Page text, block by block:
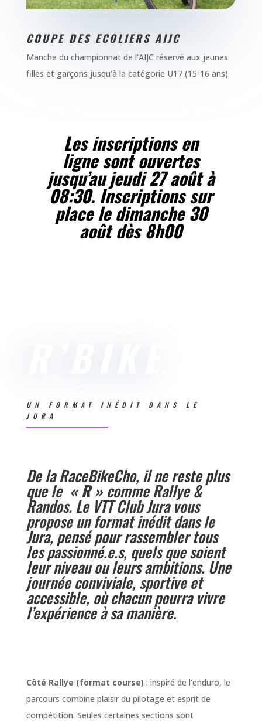
COUPE DES ECOLIERS AIJC
Manche du championnat de l’AIJC réservé aux jeunes
filles et garçons jusqu’à la catégorie U17 (15-16 ans).
Les inscriptions en
ligne sont ouvertes
jusqu’au jeudi 27 août à
08:30. Inscriptions sur
place le dimanche 30
août dès 8h00
UN FORMAT INÉDIT DANS LE
JURA
De la RaceBikeCho, il ne reste plus
que le « R » comme Rallye &
Randos. Le VTT Club Jura vous
propose un format inédit dans le
Jura, pensé pour rassembler tous
les passionné.e.s, quels que soient
leur niveau ou leurs ambitions. Une
journée conviviale, sportive et
accessible, où chacun pourra vivre
l’expérience à sa manière.
Côté Rallye (format course) : inspiré de l’enduro, le
parcours combine plaisir du pilotage et esprit de
compétition. Seules certaines sections sont